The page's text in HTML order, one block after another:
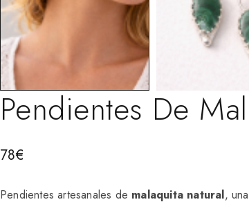
Pendientes De
78€
Pendientes artesanales de malaquita natural,